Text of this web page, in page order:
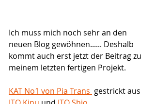
Ich muss mich noch sehr an den
neuen Blog gewöhnen...... Deshalb
kommt auch erst jetzt der Beitrag zu
meinem letzten fertigen Projekt.
KAT No1 von Pia Trans gestrickt aus